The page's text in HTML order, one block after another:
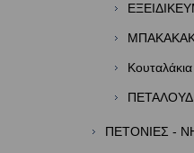
Κουταλάκια
ΠΕΤΟΝΙΕΣ -